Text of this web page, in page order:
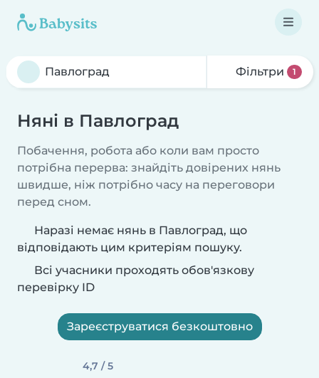
Фільтри 1
Няні в Павлоград
Побачення, робота або коли вам просто
потрібна перерва: знайдіть довірених нянь
швидше, ніж потрібно часу на переговори
перед сном.
Наразі немає нянь в Павлоград, що
відповідають цим критеріям пошуку.
Всі учасники проходять обов'язкову
перевірку ID
Зареєструватися безкоштовно
4,7 / 5